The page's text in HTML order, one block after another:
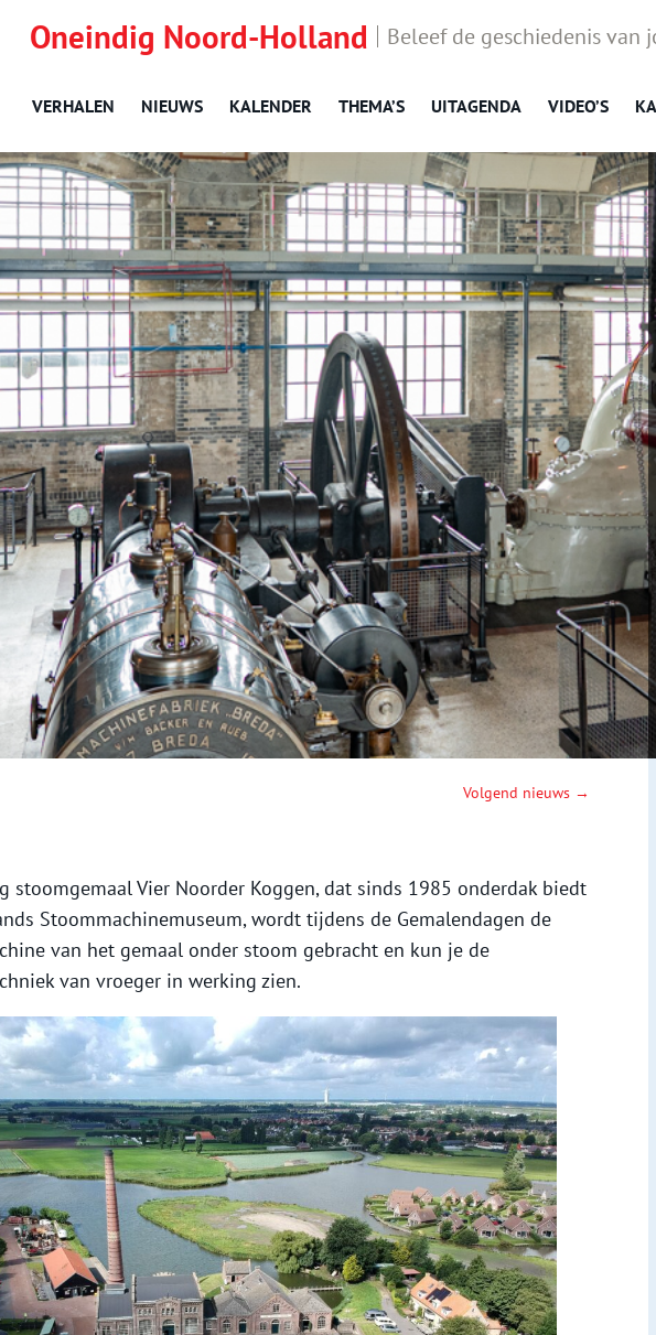
Oneindig Noord-Holland Beleef de geschiedenis van
VERHALEN NIEUWS KALENDER THEMA’S UITAGENDA VIDEO’S
Volgend nieuws →
stoomgemaal Vier Noorder Koggen, dat sinds 1985 onderdak biedt
Stoommachinemuseum, wordt tijdens de Gemalendagen de
van het gemaal onder stoom gebracht en kun je de
van vroeger in werking zien.